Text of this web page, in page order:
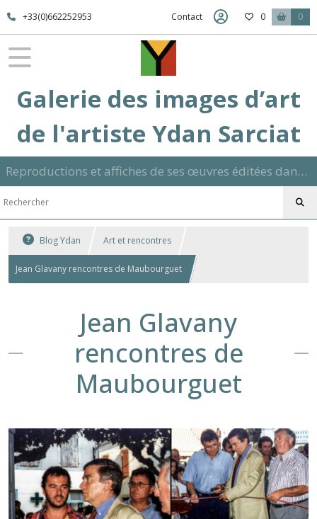
+33(0)662252953 Contact 0 0
Galerie des images d’art
de l'artiste Ydan Sarciat
Reproductions et affiches de ses œuvres éditées dans son atelier sur papier ou toile dans différents formats et signées manuscrite
Blog Ydan Art et rencontres
Jean Glavany rencontres de Maubourguet
Jean Glavany
rencontres de
Maubourguet